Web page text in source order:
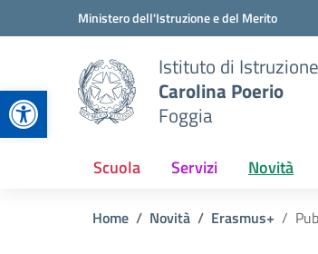
Apri la barra degli
Vai ai contenuti
Vai al menu di navigazioneMinistero dell'Istruzione e del Merito
Istituto di
Carolina Poerio
Foggia
Scuola Servizi Novità
Home Novità Erasmus+